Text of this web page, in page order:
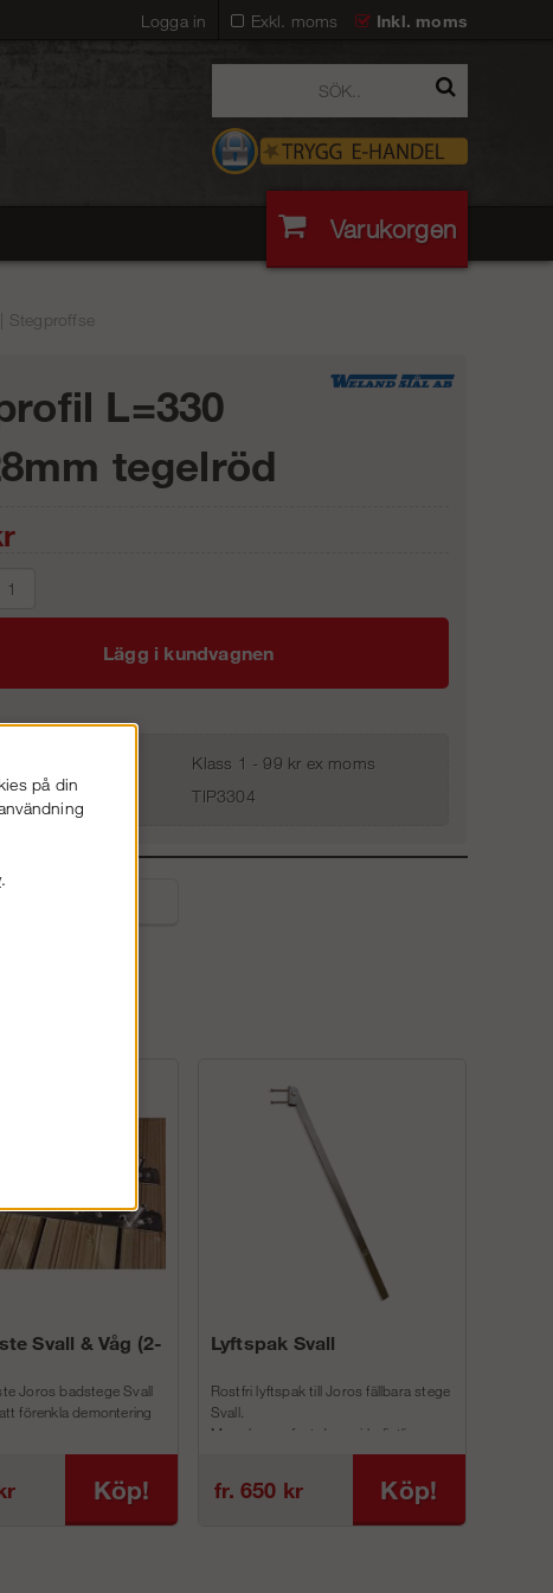
Exkl. moms Inkl. moms
Logga in
Varukorgen
Stegproffse
L=330
tegelröd
Lägg i kundvagnen
Klass 1 - 99 kr ex moms
TIP3304
Svall & Våg (2-
Joros badstege Svall
förenkla demontering
Köp!
Lyftspak Svall
Rostfri lyftspak till Joros fällbara stege
Svall.
Man skruvar fast denna i befintliga
fr. 650 kr Köp!
på din
.